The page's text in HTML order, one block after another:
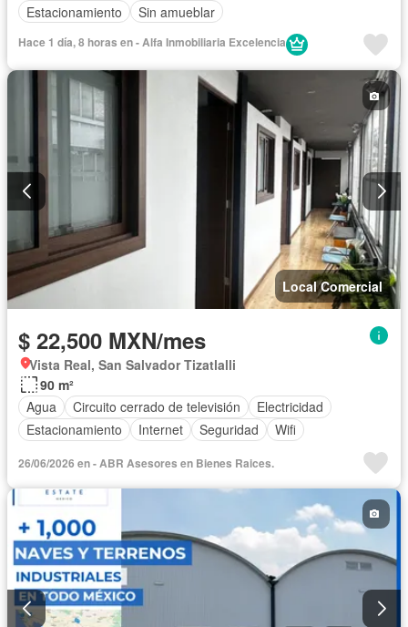
Estacionamiento
Sin amueblar
Hace 1 día, 8 horas en - Alfa Inmobiliaria Excelencia
Local Comercial
$ 22,500 MXN/mes
Vista Real, San Salvador Tizatlalli
90 m²
Agua
Circuito cerrado de televisión
Electricidad
Estacionamiento
Internet Seguridad Wifi
26/06/2026 en - ABR Asesores en Bienes Raices.